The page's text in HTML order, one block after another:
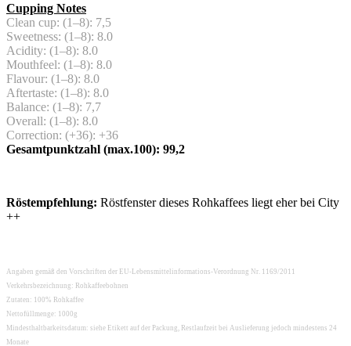
Cupping Notes
Clean cup: (1–8): 7,5
Sweetness: (1–8): 8.0
Acidity: (1–8): 8.0
Mouthfeel: (1–8): 8.0
Flavour: (1–8): 8.0
Aftertaste: (1–8): 8.0
Balance: (1–8): 7,7
Overall: (1–8): 8.0
Correction: (+36): +36
Gesamtpunktzahl (max.100): 99,2
Röstempfehlung: Röstfenster dieses Rohkaffees liegt eher bei City
++
Angaben gemäß den Vorschriften der EU-Lebensmittelinformations-Verordnung Nr. 1169/2011
Verkehrsbezeichnung: Rohkaffeebohnen
Zutaten: 100% Rohkaffee
Nettofüllmenge: 1000g
Mindesthaltbarkeitsdatum: siehe Etikett auf der Packung, Restlaufzeit bei Auslieferung jedoch mindestens 24
Monate